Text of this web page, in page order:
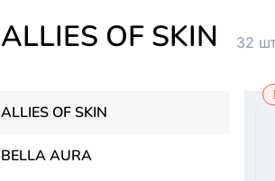
ALLIES OF SKIN 32
ALLIES OF SKIN
BELLA AURA